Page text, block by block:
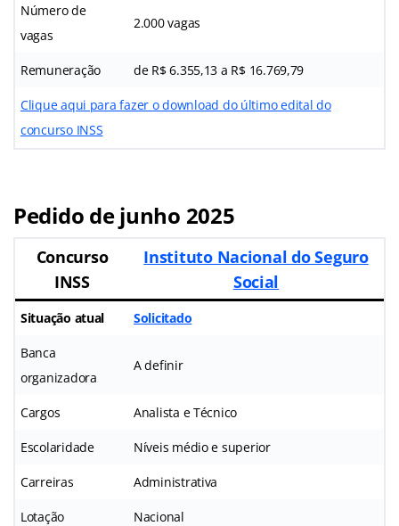
Número de
vagas
2.000 vagas
Remuneração de R$ 6.355,13 a R$ 16.769,79
Clique aqui para fazer o download do último edital do
concurso INSS
Pedido de junho 2025
Concurso
INSS
Instituto Nacional do Seguro
Social
Situação atual Solicitado
Banca
organizadora
A definir
Cargos Analista e Técnico
Escolaridade Níveis médio e superior
Carreiras Administrativa
Lotação Nacional